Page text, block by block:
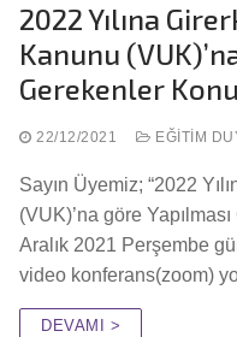
2022 Yılına
Kanunu
Gerekenler
22/12/2021 EĞITIM
Sayın Üyemiz; “2022
(VUK)’na göre
Aralık 2021 Perşembe
video konferans(zoom)
DEVAMI >